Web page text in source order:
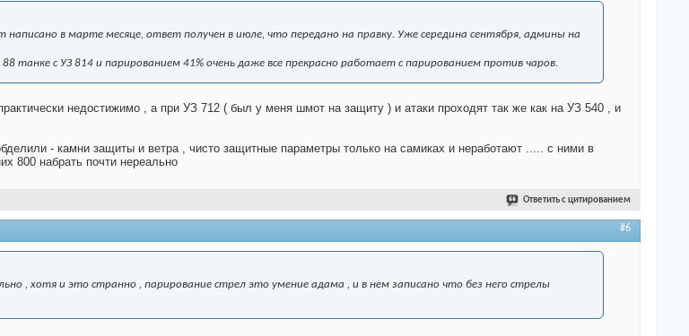
в марте месяце, ответ получен в июле, что передано на правку. Уже середина сентября, админы на
танке с УЗ 814 и парированием 41% очень даже все прекрасно работает с парированием против чаров.
недостижимо , а при УЗ 712 ( был у меня шмот на защиту ) и атаки проходят так же как на УЗ 540 , и
- камни защиты и ветра , чисто защитные параметры только на самиках и неработают ..... с ними в
800 набрать почти нереально
Ответить с цитированием
#6
, хотя и это странно , парирование стрел это умение адама , и в нем записано что без него стрелы